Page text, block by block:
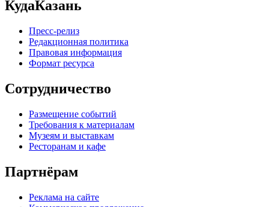
КудаКазань
Пресс-релиз
Редакционная политика
Правовая информация
Формат ресурса
Сотрудничество
Размещение событий
Требования к материалам
Музеям и выставкам
Ресторанам и кафе
Партнёрам
Реклама на сайте